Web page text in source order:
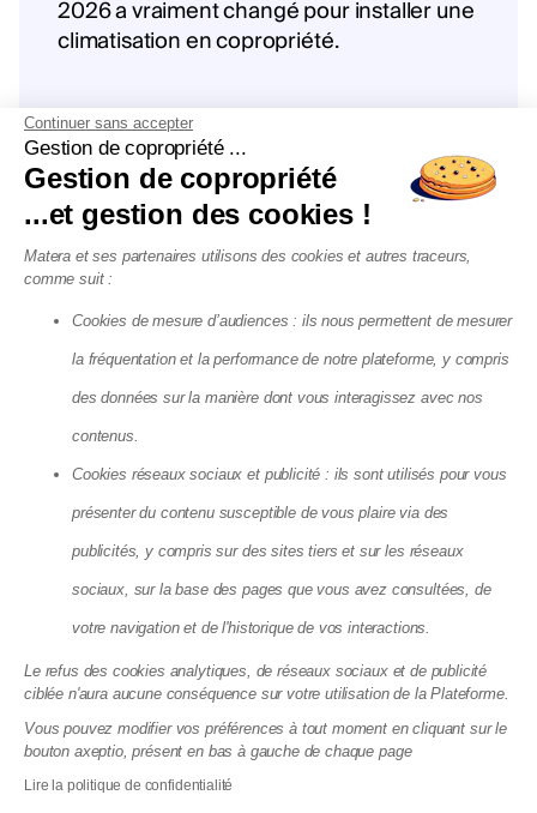
Climatisation en copropriété en 2026 :
ce que la canicule a vraiment changé
23.07.2026
La taxe sur les logements vacants
double à Paris : jusqu'à 2 800 € par an
dès 2027
22.07.2026
Continuer sans accepter
Gestion de copropriété ...
Gestion de copropriété
...et gestion des cookies !
Matera et ses partenaires utilisons des cookies et autres traceurs,
comme suit :
Cookies de mesure d’audiences : ils nous permettent de mesurer
la fréquentation et la performance de notre plateforme, y compris
des données sur la manière dont vous interagissez avec nos
contenus.
Cookies réseaux sociaux et publicité : ils sont utilisés pour vous
présenter du contenu susceptible de vous plaire via des
publicités, y compris sur des sites tiers et sur les réseaux
sociaux, sur la base des pages que vous avez consultées, de
votre navigation et de l'historique de vos interactions.
Le refus des cookies analytiques, de réseaux sociaux et de publicité
ciblée n'aura aucune conséquence sur votre utilisation de la Plateforme.
Vous pouvez modifier vos préférences à tout moment en cliquant sur le
bouton axeptio, présent en bas à gauche de chaque page
Lire la politique de confidentialité